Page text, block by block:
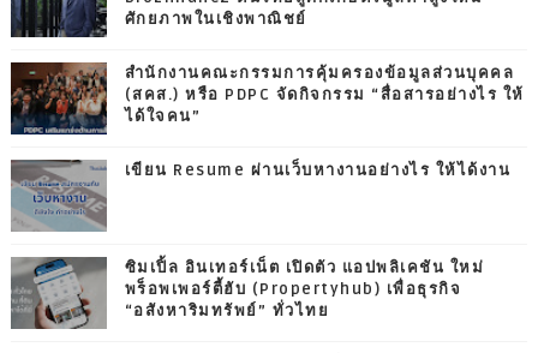
ศักยภาพในเชิงพาณิชย์
สำนักงานคณะกรรมการคุ้มครองข้อมูลส่วนบุคคล
(สคส.) หรือ PDPC จัดกิจกรรม “สื่อสารอย่างไร ให้
ได้ใจคน”
เขียน Resume ผ่านเว็บหางานอย่างไร ให้ได้งาน
ซิมเปิ้ล อินเทอร์เน็ต เปิดตัว แอปพลิเคชัน ใหม่
พร็อพเพอร์ตี้ฮับ (Propertyhub) เพื่อธุรกิจ
“อสังหาริมทรัพย์” ทั่วไทย